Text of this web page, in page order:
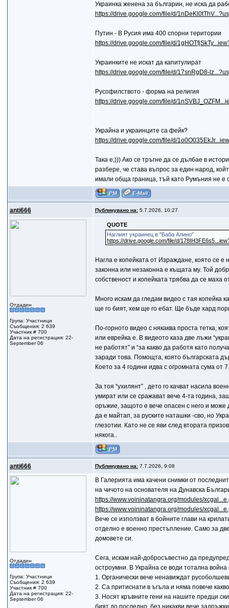
Украинка женена за българин, не иска да
https://drive.google.com/file/d/
Путин - В Русия има 400 спорни територии
https://drive.google.com/file/d/
Украинките не искат да капитулират
https://drive.google.com/file/d/17snRgD8-
Русофилството - форма на религия
https://drive.google.com/file/d/
Украйна и украинците са фейк?
https://drive.google.com/file/d/
Така е;))) Ако се тръгне да се дълбае в
разбере, че става въпрос за един народ,
имали обща граница, тъй като Румъния не е
anti666 Публикувано на:5.7.2026, 10:27
Отдаден
Група: Участници
Съобщения: 2 639
Участник # 700
Дата на регистрация: 22-
September 06
QUOTE
Наглият украинец в "Баба Алино"
https://drive.google.com/file/d/
Нагла е копейката от Израждане, която се
законна или незаконна е къщата му. Той
собственост и копейката трябва да се маха
Много искам да гледам видео с тая копейка
ще го бият, хем ще го ебат. Ще бъде хард
По-горното видео с някаква проста тетка,
или еврейка е. В видеото каза две лъжи
не работят” и “за какво да работя като
заради това. Помощта, която българската
Което за 4 години идва с огромната сума от
За тоя “ухилянт” , дето го качват насила
умират или се сражават вече 4-та година,
оръжие, защото е вече опасен с него и може
да е майтап, за руските наташки -сво, но
глезотии. Като не се яви след втората
някога..
anti666 Публикувано на:7.7.2026, 9:08
Отдаден
Група: Участници
Съобщения: 2 639
Участник # 700
Дата на регистрация: 22-
September 06
В Галерията има качени снимки от
на чичото на основателя на Дунавска
https://www.voininatangra.org/modules/
https://www.voininatangra.org/modules/
Вече се използват в бойните глави на
отделно е военно престъпление. Само за
домовете си.
Сега, искам най-добросъвестно да
остроумни. В Украйна се води тотална
1. Органически вече ненавиждат
2. Са притиснати в ъгъла и няма повече
3. Носят кръвните гени на нашите предци
бият до последно, без никакви вече задръжки